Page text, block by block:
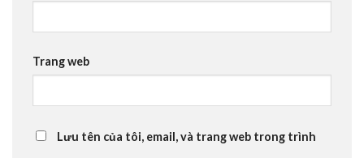
Trang web
Lưu tên của tôi, email, và trang web trong trình